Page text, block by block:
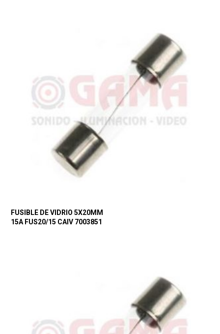
FUSIBLE DE VIDRIO 5X20MM
15A FUS20/15 CAIV 7003851